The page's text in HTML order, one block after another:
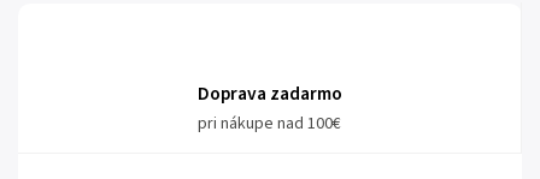
Doprava zadarmo
pri nákupe nad 100€